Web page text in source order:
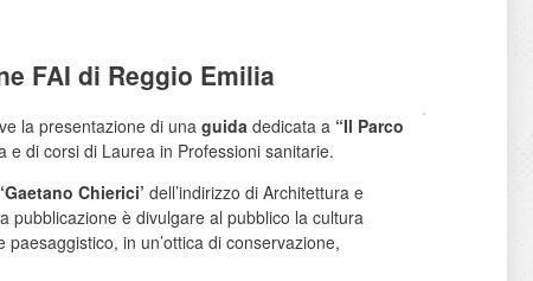
FAI di Reggio Emilia
la presentazione di una guida dedicata a “Il Parco
e di corsi di Laurea in Professioni sanitarie.
Chierici’ dell’indirizzo di Architettura e
pubblicazione è divulgare al pubblico la cultura
in un’ottica di conservazione,